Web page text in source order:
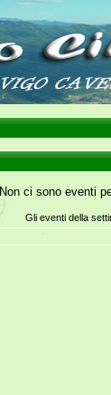
Non ci sono eventi
Gli eventi della